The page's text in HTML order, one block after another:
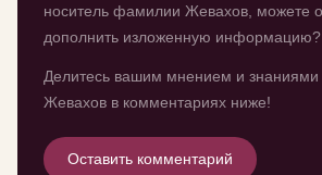
носитель фамилии Жевахов, можете
дополнить изложенную информацию?
Делитесь вашим мнением и
Жевахов в комментариях ниже!
Оставить комментарий